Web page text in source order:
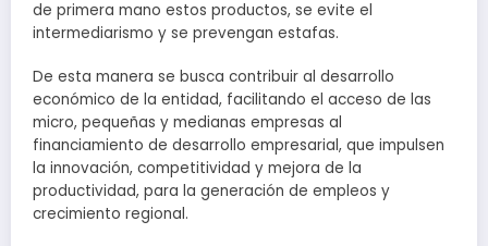
de primera mano estos productos, se evite el
intermediarismo y se prevengan estafas.
De esta manera se busca contribuir al desarrollo
económico de la entidad, facilitando el acceso de las
micro, pequeñas y medianas empresas al
financiamiento de desarrollo empresarial, que impulsen
la innovación, competitividad y mejora de la
productividad, para la generación de empleos y
crecimiento regional.